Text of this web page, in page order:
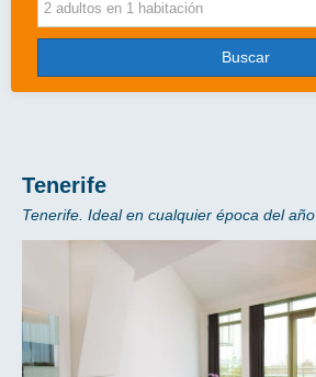
Cruceros
Grandes Viajes
Más..
Disney
Entradas/Ocio
Blog
Buscar
Tenerife
Tenerife. Ideal en cualquier época del año